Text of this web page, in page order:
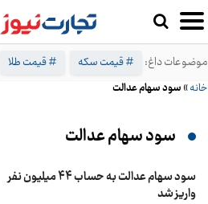
موضوعات داغ: # قیمت سکه # قیمت طلا
خانه» سود سهام عدالت
سود سهام عدالت
سود سهام عدالت به حساب 44 میلیون نفر
واریز شد